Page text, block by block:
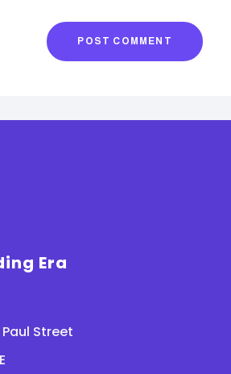
POST COMMENT
Era
Street